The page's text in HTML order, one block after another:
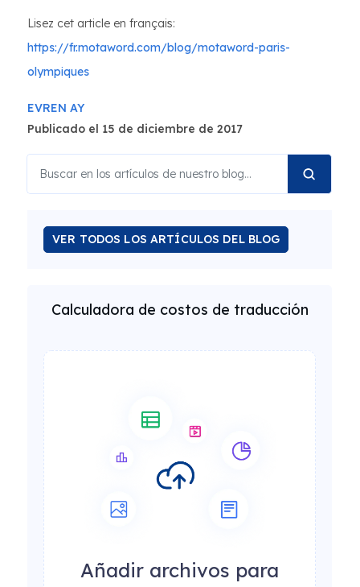
Lisez cet article en français:
https://fr.motaword.com/blog/motaword-paris-
olympiques
EVREN AY
Publicado el 15 de diciembre de 2017
VER TODOS LOS ARTÍCULOS DEL BLOG
Calculadora de costos de traducción
Añadir archivos para